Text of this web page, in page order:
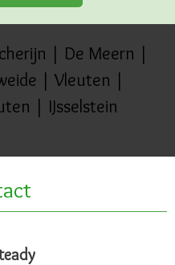
| De Meern |
| Vleuten |
| IJsselstein